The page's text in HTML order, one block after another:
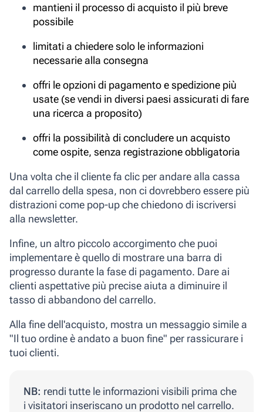
mantieni il processo di acquisto il più breve
possibile
limitati a chiedere solo le informazioni
necessarie alla consegna
offri le opzioni di pagamento e spedizione più
usate (se vendi in diversi paesi assicurati di fare
una ricerca a proposito)
offri la possibilità di concludere un acquisto
come ospite, senza registrazione obbligatoria
Una volta che il cliente fa clic per andare alla cassa
dal carrello della spesa, non ci dovrebbero essere più
distrazioni come pop-up che chiedono di iscriversi
alla newsletter.
Infine, un altro piccolo accorgimento che puoi
implementare è quello di mostrare una barra di
progressodurante la fase di pagamento. Dare ai
clienti aspettative più precise aiuta a diminuire il
tasso di abbandono del carrello.
Alla fine dell'acquisto, mostra un messaggio simile a
"Il tuo ordine è andato a buon fine" per rassicurare i
tuoi clienti.
NB: rendi tutte le informazioni visibili prima che
i visitatori inseriscano un prodotto nel carrello.